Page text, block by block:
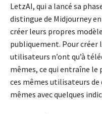
LetzAI, qui a lancé sa
distingue de Midjourney
créer leurs propres
publiquement. Pour créer
utilisateurs n’ont qu’à
mêmes, ce qui entraîne
ces mêmes utilisateurs de
mêmes avec quelques